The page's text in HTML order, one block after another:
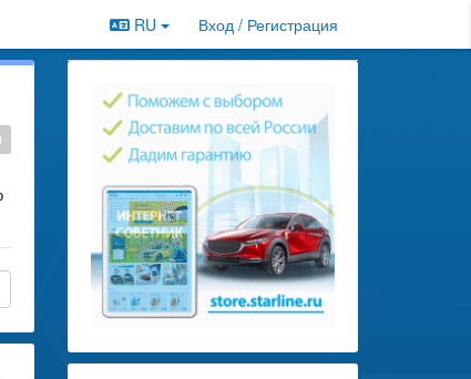
RU Вход / Регистрация